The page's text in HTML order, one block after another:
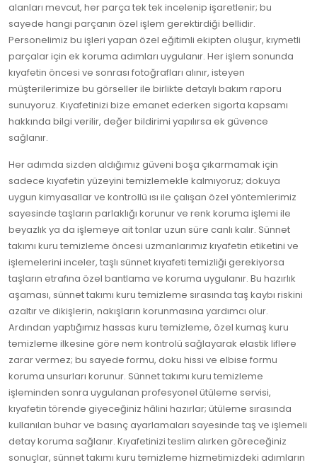
alanları mevcut, her parça tek tek incelenip işaretlenir; bu
sayede hangi parçanın özel işlem gerektirdiği bellidir.
Personelimiz bu işleri yapan özel eğitimli ekipten oluşur, kıymetli
parçalar için ek koruma adımları uygulanır. Her işlem sonunda
kıyafetin öncesi ve sonrası fotoğrafları alınır, isteyen
müşterilerimize bu görseller ile birlikte detaylı bakım raporu
sunuyoruz. Kıyafetinizi bize emanet ederken sigorta kapsamı
hakkında bilgi verilir, değer bildirimi yapılırsa ek güvence
sağlanır.
Her adımda sizden aldığımız güveni boşa çıkarmamak için
sadece kıyafetin yüzeyini temizlemekle kalmıyoruz; dokuya
uygun kimyasallar ve kontrollü ısı ile çalışan özel yöntemlerimiz
sayesinde taşların parlaklığı korunur ve renk koruma işlemi ile
beyazlık ya da işlemeye ait tonlar uzun süre canlı kalır. Sünnet
takımı kuru temizleme öncesi uzmanlarımız kıyafetin etiketini ve
işlemelerini inceler, taşlı sünnet kıyafeti temizliği gerekiyorsa
taşların etrafına özel bantlama ve koruma uygulanır. Bu hazırlık
aşaması, sünnet takımı kuru temizleme sırasında taş kaybı riskini
azaltır ve dikişlerin, nakışların korunmasına yardımcı olur.
Ardından yaptığımız hassas kuru temizleme, özel kumaş kuru
temizleme ilkesine göre nem kontrolü sağlayarak elastik liflere
zarar vermez; bu sayede formu, doku hissi ve elbise formu
koruma unsurları korunur. Sünnet takımı kuru temizleme
işleminden sonra uygulanan profesyonel ütüleme servisi,
kıyafetin törende giyeceğiniz hâlini hazırlar; ütüleme sırasında
kullanılan buhar ve basınç ayarlamaları sayesinde taş ve işlemeli
detay koruma sağlanır. Kıyafetinizi teslim alırken göreceğiniz
sonuçlar, sünnet takımı kuru temizleme hizmetimizdeki adımların